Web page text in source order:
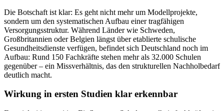
Die Botschaft ist klar: Es geht nicht mehr um Modellprojekte,
sondern um den systematischen Aufbau einer tragfähigen
Versorgungsstruktur. Während Länder wie Schweden,
Großbritannien oder Belgien längst über etablierte schulische
Gesundheitsdienste verfügen, befindet sich Deutschland noch im
Aufbau: Rund 150 Fachkräfte stehen mehr als 32.000 Schulen
gegenüber – ein Missverhältnis, das den strukturellen Nachholbedarf
deutlich macht.
Wirkung in ersten Studien klar erkennbar